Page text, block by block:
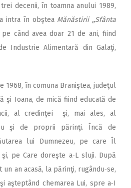
decenii, în toamna anului 1989,
intra în obştea Mănăstirii ,,Sfânta
pe când avea doar 21 de ani, fiind
Industrie Alimentară din Galaţi,
1968, în comuna Braniştea, ju­deţul
şi Ioana, de mică fiind educată de
al credinţei şi, mai ales, al
şi de proprii părinţi. Încă de
lui Dumnezeu, pe care Îl
pe Care doreşte a‑L sluji. După
an acasă, la părinţi, rugându‑se,
aşteptând chemarea Lui, spre a‑I